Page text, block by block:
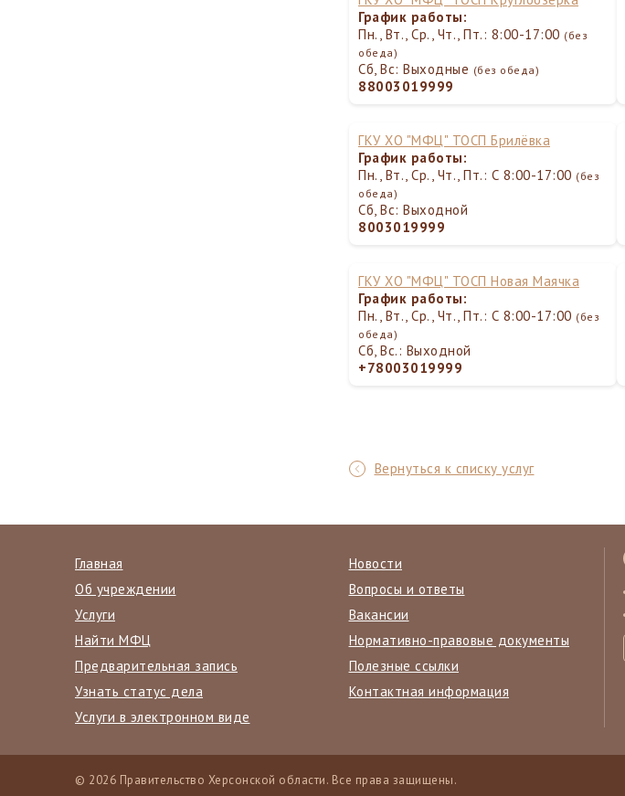
График работы:
Пн., Вт., Ср., Чт., Пт.: 8:00-17:00 (без
обеда)
Сб, Вс: Выходные (без обеда)
88003019999
ГКУ ХО "МФЦ" ТОСП Брилёвка
График работы:
Пн., Вт., Ср., Чт., Пт.: С 8:00-17:00 (без
обеда)
Сб, Вс: Выходной
8003019999
ГКУ ХО "МФЦ" ТОСП Новая Маячка
График работы:
Пн., Вт., Ср., Чт., Пт.: С 8:00-17:00 (без
обеда)
Сб, Вс.: Выходной
+78003019999
Вернуться к списку услуг
Главная
Об учреждении
Услуги
Найти МФЦ
Предварительная запись
Узнать статус дела
Услуги в электронном виде
Новости
Вопросы и ответы
Вакансии
Нормативно-правовые документы
Полезные ссылки
Контактная информация
© 2026 Правительство Херсонской области. Все права защищены.